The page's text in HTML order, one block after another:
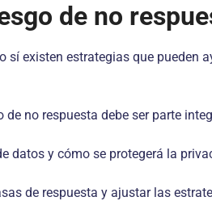
de no
existen estrategias que pueden
no respuesta debe ser parte
datos y cómo se protegerá la
de respuesta y ajustar las